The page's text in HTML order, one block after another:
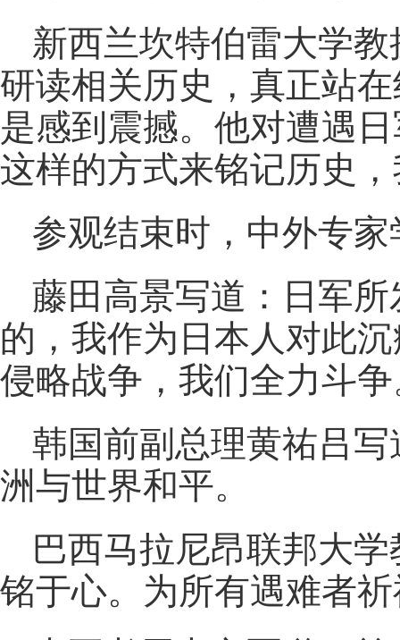
新西兰坎特伯雷大学
研读相关历史，真正站
是感到震撼。他对遭遇
这样的方式来铭记历史
参观结束时，中外专
藤田高景写道：日军
的，我作为日本人对此
侵略战争，我们全力斗
韩国前副总理黄祐吕
洲与世界和平。
巴西马拉尼昂联邦大
铭于心。为所有遇难者